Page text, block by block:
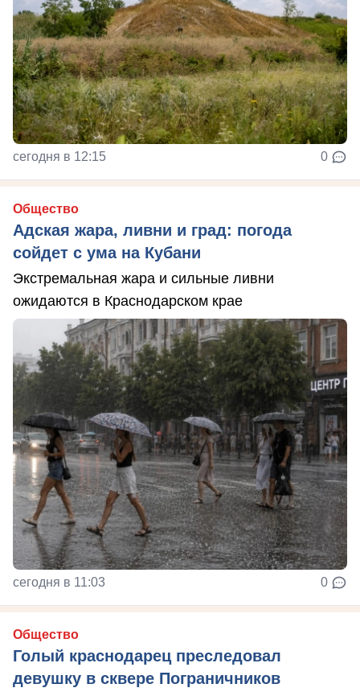
сегодня в 12:15 0
Общество
Адская жара, ливни и град: погода
сойдет с ума на Кубани
Экстремальная жара и сильные ливни
ожидаются в Краснодарском крае
сегодня в 11:03 0
Общество
Голый краснодарец преследовал
девушку в сквере Пограничников